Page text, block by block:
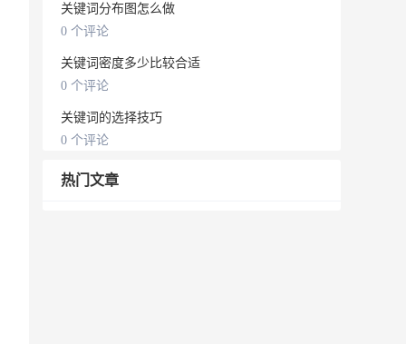
关键词分布图怎么做
0 个评论
关键词密度多少比较合适
0 个评论
关键词的选择技巧
0 个评论
热门文章